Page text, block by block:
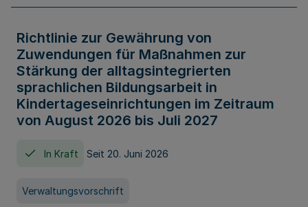
Richtlinie zur Gewährung von
Zuwendungen für Maßnahmen zur
Stärkung der alltagsintegrierten
sprachlichen Bildungsarbeit in
Kindertageseinrichtungen im Zeitraum
von August 2026 bis Juli 2027
In Kraft Seit 20. Juni 2026
Verwaltungsvorschrift